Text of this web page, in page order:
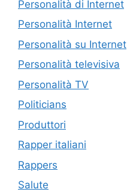
Personalità di Internet
Personalità Internet
Personalità su Internet
Personalità televisiva
Personalità TV
Politicians
Produttori
Rapper italiani
Rappers
Salute